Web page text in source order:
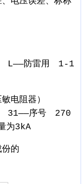
L——防雷用 1-1
电阻器）
31——序号 270
为3kA
的